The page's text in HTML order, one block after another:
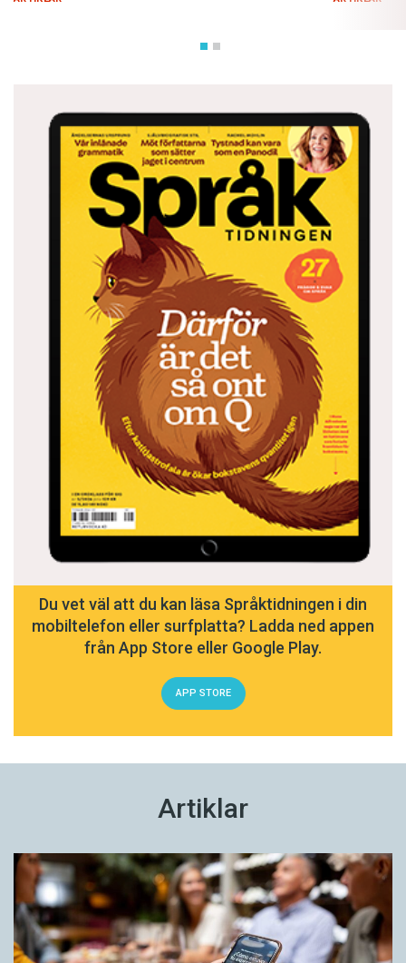
Du vet väl att du kan läsa Språktidningen i din
mobiltelefon eller surfplatta? Ladda ned appen
från App Store eller Google Play.
APP STORE
Artiklar